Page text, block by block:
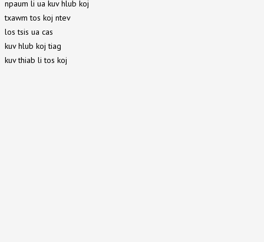
npaum li ua kuv hlub koj
txawm tos koj ntev
los tsis ua cas
kuv hlub koj tiag
kuv thiab li tos koj